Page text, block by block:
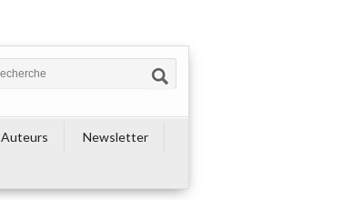
Auteurs
Newsletter